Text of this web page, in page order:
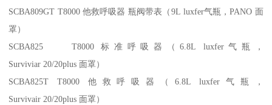
SCBA809GT T8000 他救呼吸器 瓶阀带表（9L luxfer气瓶，PANO 面
罩）
SCBA825 T8000 标准呼吸器（6.8L luxfer气瓶，
Surviviar 20/20plus 面罩）
SCBA825T T8000 他救呼吸器（6.8L luxfer气瓶，
Survivair 20/20plus 面罩）